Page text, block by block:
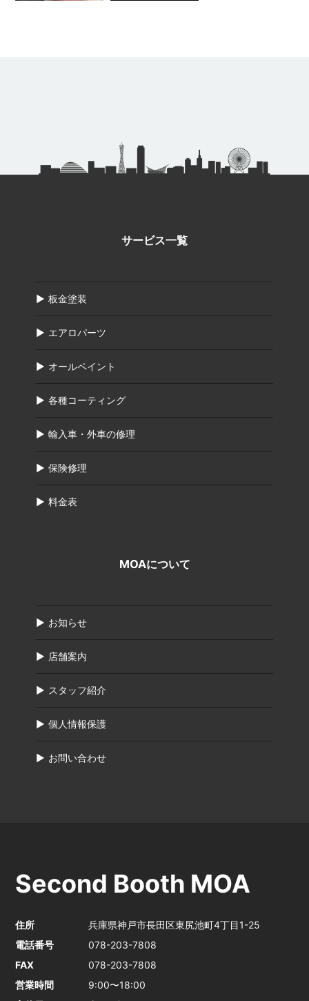
サービス一覧
板金塗装
エアロパーツ
オールペイント
各種コーティング
輸入車・外車の修理
保険修理
料金表
MOAについて
お知らせ
店舗案内
スタッフ紹介
個人情報保護
お問い合わせ
Second Booth MOA
住所
兵庫県神戸市長田区東尻池町4丁目1-25
電話番号
078-203-7808
FAX
078-203-7808
営業時間
9:00〜18:00